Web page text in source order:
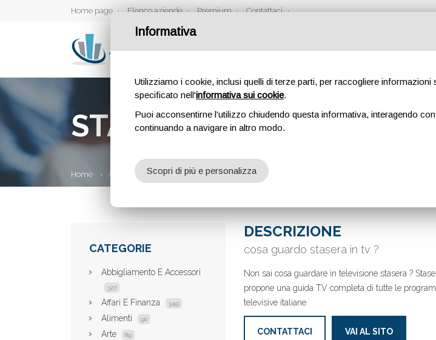
Home page Elenco aziende Premium Contattaci
STASERA.ORG
Home Aziende stasera.org
CATEGORIE
Abbigliamento E Accessori
327
Affari E Finanza 349
Alimenti 90
Arte 89
DESCRIZIONE
cosa guardo stasera in tv ?
Non sai cosa guardare in televisione stasera ?
propone una guida TV completa di tutte le
televisive italiane.
CONTATTACI VAI AL SITO
Informativa
Utilizziamo i cookie, inclusi quelli di terze parti, per raccogliere
specificato nell'informativa sui cookie.
Puoi acconsentirne l'utilizzo chiudendo questa informativa, interagendo
continuando a navigare in altro modo.
Scopri di più e personalizza